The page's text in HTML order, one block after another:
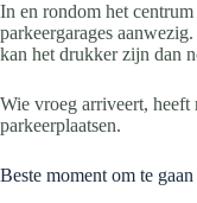
In en rondom het
parkeergarages
kan het drukker zijn dan
Wie vroeg arriveert, heeft
parkeerplaatsen.
Beste moment om te gaan